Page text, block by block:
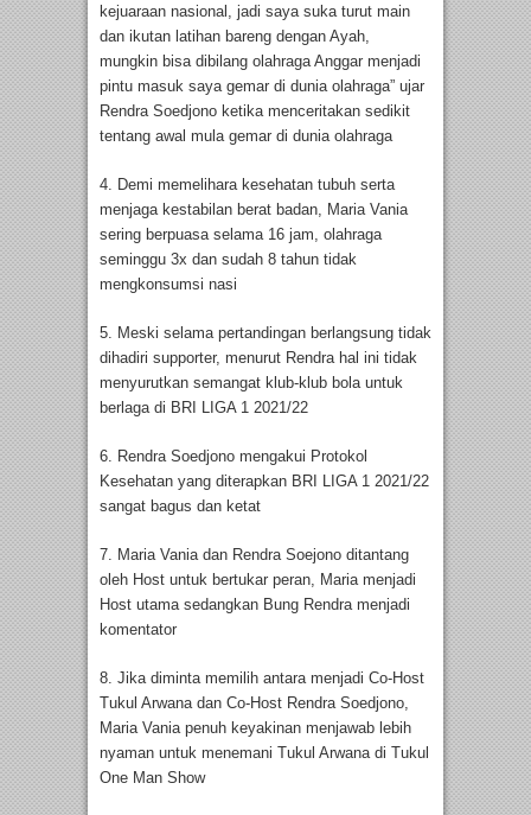
kejuaraan nasional, jadi saya suka turut main
dan ikutan latihan bareng dengan Ayah,
mungkin bisa dibilang olahraga Anggar menjadi
pintu masuk saya gemar di dunia olahraga” ujar
Rendra Soedjono ketika menceritakan sedikit
tentang awal mula gemar di dunia olahraga
4. Demi memelihara kesehatan tubuh serta
menjaga kestabilan berat badan, Maria Vania
sering berpuasa selama 16 jam, olahraga
seminggu 3x dan sudah 8 tahun tidak
mengkonsumsi nasi
5. Meski selama pertandingan berlangsung tidak
dihadiri supporter, menurut Rendra hal ini tidak
menyurutkan semangat klub-klub bola untuk
berlaga di BRI LIGA 1 2021/22
6. Rendra Soedjono mengakui Protokol
Kesehatan yang diterapkan BRI LIGA 1 2021/22
sangat bagus dan ketat
7. Maria Vania dan Rendra Soejono ditantang
oleh Host untuk bertukar peran, Maria menjadi
Host utama sedangkan Bung Rendra menjadi
komentator
8. Jika diminta memilih antara menjadi Co-Host
Tukul Arwana dan Co-Host Rendra Soedjono,
Maria Vania penuh keyakinan menjawab lebih
nyaman untuk menemani Tukul Arwana di Tukul
One Man Show